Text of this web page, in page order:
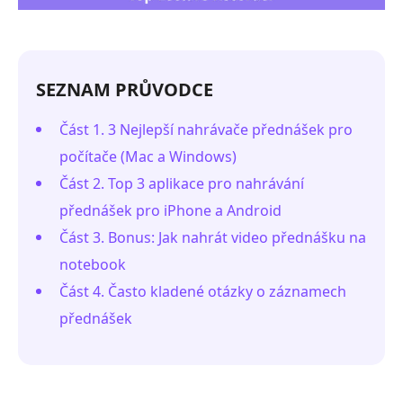
SEZNAM PRŮVODCE
Část 1. 3 Nejlepší nahrávače přednášek pro
počítače (Mac a Windows)
Část 2. Top 3 aplikace pro nahrávání
přednášek pro iPhone a Android
Část 3. Bonus: Jak nahrát video přednášku na
notebook
Část 4. Často kladené otázky o záznamech
přednášek